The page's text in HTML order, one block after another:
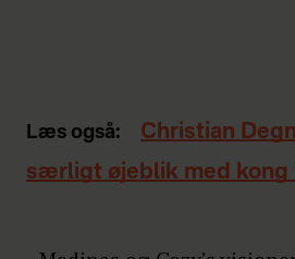
Læs også:
Christian
særligt øjeblik med kong